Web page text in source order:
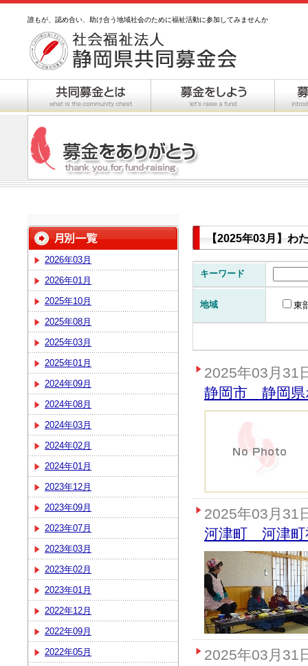
誰もが、認め合い、助け合う地域社会のために福祉活動に参加してみませんか
2026年03月
2026年01月
2025年10月
2025年08月
2025年03月
2025年01月
2024年09月
2024年08月
2024年03月
2024年02月
2024年01月
2023年12月
2023年09月
2023年07月
2023年03月
2023年02月
2023年01月
2022年12月
2022年09月
2022年05月
【2025年03月】わ
キーワード
地域 東
2025年03月31
静岡市 静岡県
2025年03月31
河津町 河津町
2025年03月31